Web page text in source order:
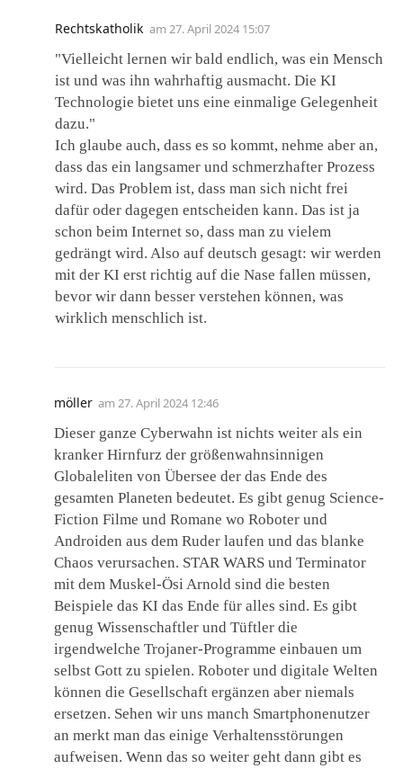
Rechtskatholik am 27. April 2024 15:07
"Vielleicht lernen wir bald endlich, was ein Mensch
ist und was ihn wahrhaftig ausmacht. Die KI
Technologie bietet uns eine einmalige Gelegenheit
dazu."
Ich glaube auch, dass es so kommt, nehme aber an,
dass das ein langsamer und schmerzhafter Prozess
wird. Das Problem ist, dass man sich nicht frei
dafür oder dagegen entscheiden kann. Das ist ja
schon beim Internet so, dass man zu vielem
gedrängt wird. Also auf deutsch gesagt: wir werden
mit der KI erst richtig auf die Nase fallen müssen,
bevor wir dann besser verstehen können, was
wirklich menschlich ist.
möller am 27. April 2024 12:46
Dieser ganze Cyberwahn ist nichts weiter als ein
kranker Hirnfurz der größenwahnsinnigen
Globaleliten von Übersee der das Ende des
gesamten Planeten bedeutet. Es gibt genug Science-
Fiction Filme und Romane wo Roboter und
Androiden aus dem Ruder laufen und das blanke
Chaos verursachen. STAR WARS und Terminator
mit dem Muskel-Ösi Arnold sind die besten
Beispiele das KI das Ende für alles sind. Es gibt
genug Wissenschaftler und Tüftler die
irgendwelche Trojaner-Programme einbauen um
selbst Gott zu spielen. Roboter und digitale Welten
können die Gesellschaft ergänzen aber niemals
ersetzen. Sehen wir uns manch Smartphonenutzer
an merkt man das einige Verhaltensstörungen
aufweisen. Wenn das so weiter geht dann gibt es